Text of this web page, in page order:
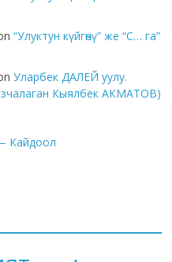
“Улуктун күйгөнү” же “С… га”
Уларбек ДАЛЕЙ уулу.
Кыялбек АКМАТОВ)
Кайдоол